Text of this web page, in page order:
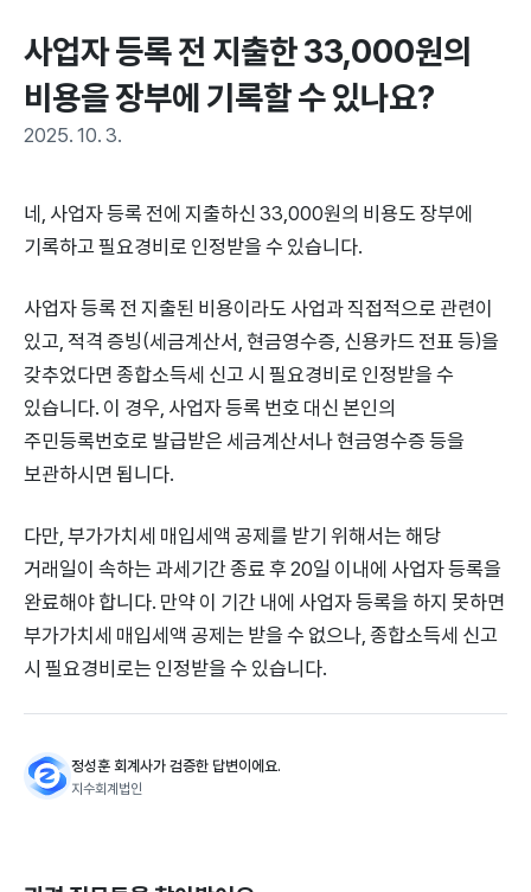
사업자 등록 전 지출한 33,000원의
비용을 장부에 기록할 수 있나요?
2025. 10. 3.
네, 사업자 등록 전에 지출하신 33,000원의 비용도 장부에
기록하고 필요경비로 인정받을 수 있습니다.
사업자 등록 전 지출된 비용이라도 사업과 직접적으로 관련이
있고, 적격 증빙(세금계산서, 현금영수증, 신용카드 전표 등)을
갖추었다면 종합소득세 신고 시 필요경비로 인정받을 수
있습니다. 이 경우, 사업자 등록 번호 대신 본인의
주민등록번호로 발급받은 세금계산서나 현금영수증 등을
보관하시면 됩니다.
다만, 부가가치세 매입세액 공제를 받기 위해서는 해당
거래일이 속하는 과세기간 종료 후 20일 이내에 사업자 등록을
완료해야 합니다. 만약 이 기간 내에 사업자 등록을 하지 못하면
부가가치세 매입세액 공제는 받을 수 없으나, 종합소득세 신고
시 필요경비로는 인정받을 수 있습니다.
정성훈 회계사가 검증한 답변이에요.
지수회계법인